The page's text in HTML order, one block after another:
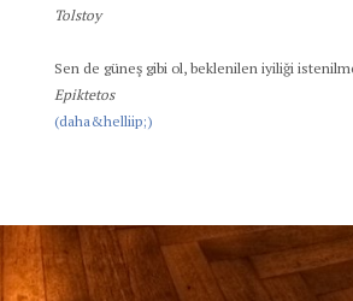
Tolstoy
Sen de güneş gibi ol, beklenilen iyiliği
Epiktetos
(daha&helliip;)